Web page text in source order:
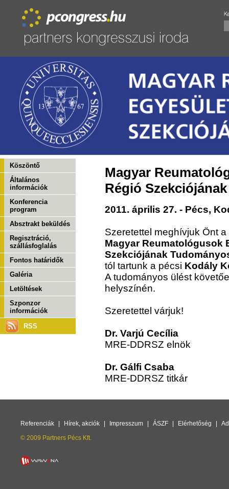
Köszöntő
Általános
információk
Konferencia
program
Absztrakt beküldés
Regisztráció,
szállásfoglalás
Fontos határidők
Galéria
Letöltések
Szponzor
információk
RSS
Magyar
Régió
2011. április 27. - Pécs,
Szeretettel meghívjuk Önt a
Magyar Reumatológusok
Szekciójának
tól tartunk a pécsi Kodály
A tudományos ülést
helyszínén.
Szeretettel várjuk!
Dr. Varjú Cecília
MRE-DDRSZ elnök
Dr. Gálfi Csaba
MRE-DDRSZ titkár
Referenciák Hírek, akciók Impresszum ÁSZF Elérhetőség
© 2009 Partners Pécs Kft.